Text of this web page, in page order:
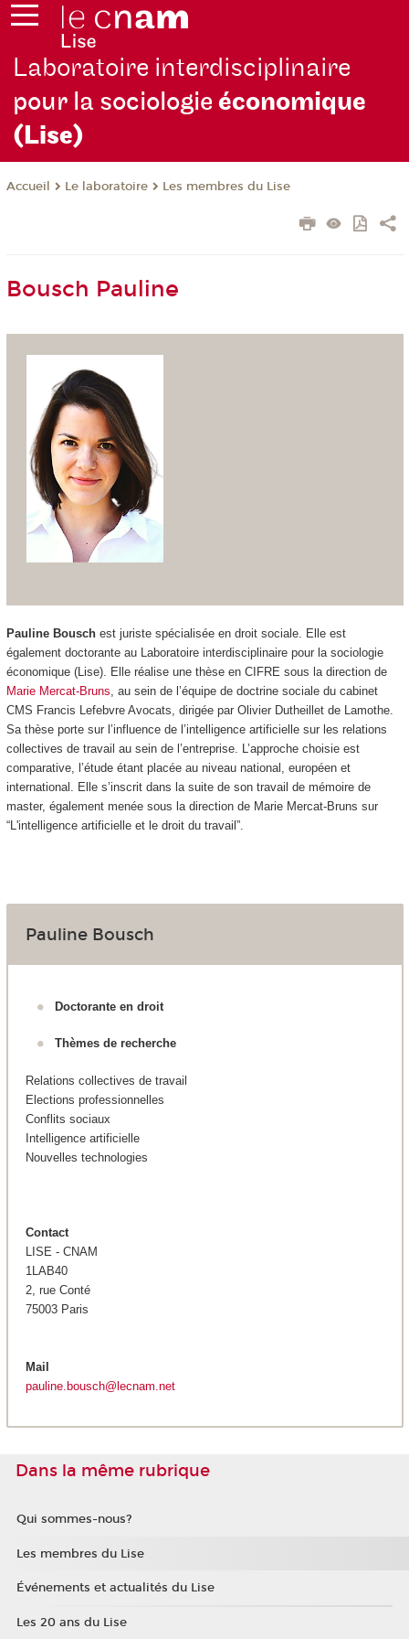
Laboratoire interdisciplinaire
pour la sociologieéconomique
(Lise)
Accueil Le laboratoire Les membres du Lise
Bousch Pauline
Pauline Bouschest juriste spécialisée en droit sociale. Elle est
également doctorante au Laboratoire interdisciplinaire pour la sociologie
économique (Lise). Elle réalise une thèse en CIFRE sous la direction de
Marie Mercat-Bruns , au sein de l’équipe de doctrine sociale du cabinet
CMS Francis Lefebvre Avocats, dirigée par Olivier Dutheillet de Lamothe.
Sa thèse porte sur l’influence de l’intelligence artificielle sur les relations
collectives de travail au sein de l’entreprise. L’approche choisie est
comparative, l’étude étant placée au niveau national, européen et
international. Elle s’inscrit dans la suite de son travail de mémoire de
master, également menée sous la direction de Marie Mercat-Bruns sur
“L'intelligence artificielle et le droit du travail”.
Pauline Bousch
Doctorante en droit
Thèmes de recherche
Relations collectives de travail
Elections professionnelles
Conflits sociaux
Intelligence artificielle
Nouvelles technologies
Contact
LISE - CNAM
1LAB40
2, rue Conté
75003 Paris
Mail
pauline.bousch@lecnam.net
Dans la même rubrique
Qui sommes-nous?
Les membres du Lise
Événements et actualités du Lise
Les 20 ans du Lise